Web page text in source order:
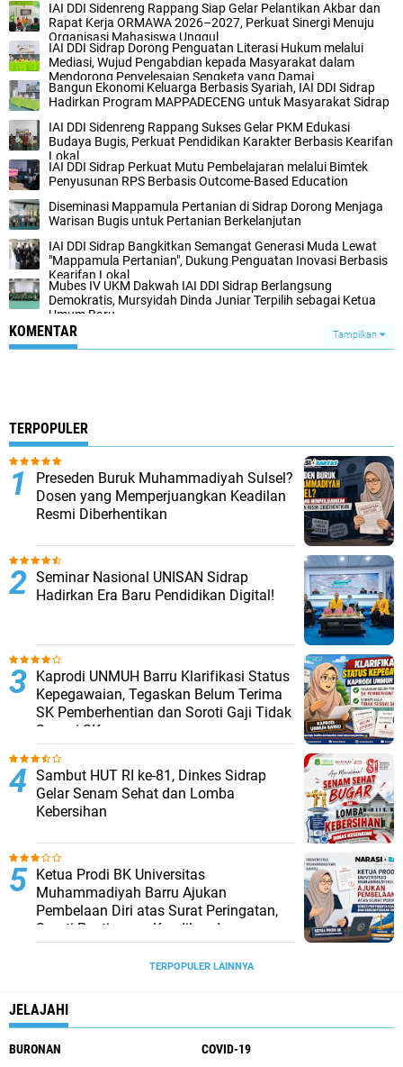
IAI DDI Sidenreng Rappang Siap Gelar Pelantikan Akbar dan
Rapat Kerja ORMAWA 2026–2027, Perkuat Sinergi Menuju
Organisasi Mahasiswa Unggul
IAI DDI Sidrap Dorong Penguatan Literasi Hukum melalui
Mediasi, Wujud Pengabdian kepada Masyarakat dalam
Mendorong Penyelesaian Sengketa yang Damai
Bangun Ekonomi Keluarga Berbasis Syariah, IAI DDI Sidrap
Hadirkan Program MAPPADECENG untuk Masyarakat Sidrap
IAI DDI Sidenreng Rappang Sukses Gelar PKM Edukasi
Budaya Bugis, Perkuat Pendidikan Karakter Berbasis Kearifan
Lokal
IAI DDI Sidrap Perkuat Mutu Pembelajaran melalui Bimtek
Penyusunan RPS Berbasis Outcome-Based Education
Diseminasi Mappamula Pertanian di Sidrap Dorong Menjaga
Warisan Bugis untuk Pertanian Berkelanjutan
IAI DDI Sidrap Bangkitkan Semangat Generasi Muda Lewat
"Mappamula Pertanian", Dukung Penguatan Inovasi Berbasis
Kearifan Lokal
Mubes IV UKM Dakwah IAI DDI Sidrap Berlangsung
Demokratis, Mursyidah Dinda Juniar Terpilih sebagai Ketua
Umum Baru
KOMENTAR Tampilkan
TERPOPULER
Preseden Buruk Muhammadiyah Sulsel?
Dosen yang Memperjuangkan Keadilan
Resmi Diberhentikan
Seminar Nasional UNISAN Sidrap
Hadirkan Era Baru Pendidikan Digital!
Kaprodi UNMUH Barru Klarifikasi Status
Kepegawaian, Tegaskan Belum Terima
SK Pemberhentian dan Soroti Gaji Tidak
Sesuai SK
Sambut HUT RI ke-81, Dinkes Sidrap
Gelar Senam Sehat dan Lomba
Kebersihan
Ketua Prodi BK Universitas
Muhammadiyah Barru Ajukan
Pembelaan Diri atas Surat Peringatan,
Soroti Pentingnya Keadilan dan
Kesejahteraan Dosen
TERPOPULER LAINNYA
JELAJAHI
BURONAN
COVID-19